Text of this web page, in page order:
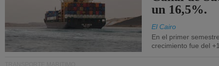
un 16,5%.
El Cairo
En el primer
crecimiento fue del